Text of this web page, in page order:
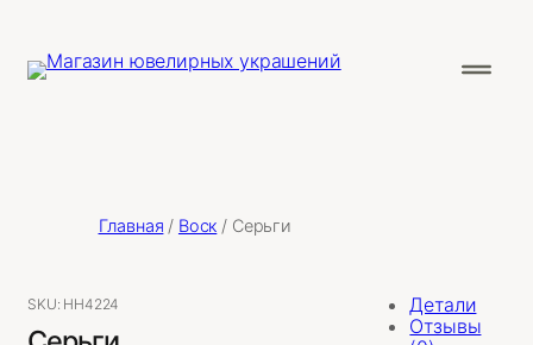
Главная / Воск / Серьги
SKU: НН4224
Детали
Отзывы